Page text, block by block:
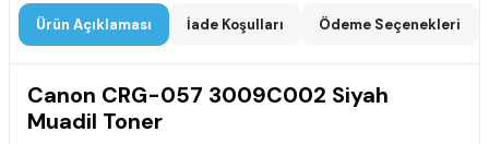
Ürün Açıklaması İade Koşulları Ödeme Seçenekleri
Canon CRG-057 3009C002 Siyah
Muadil Toner